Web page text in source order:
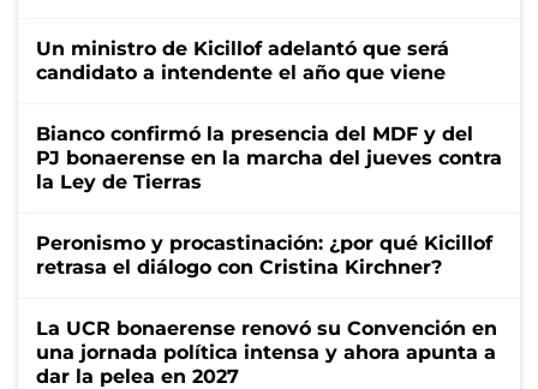
Un ministro de Kicillof adelantó que será
candidato a intendente el año que viene
Bianco confirmó la presencia del MDF y del
PJ bonaerense en la marcha del jueves contra
la Ley de Tierras
Peronismo y procastinación: ¿por qué Kicillof
retrasa el diálogo con Cristina Kirchner?
La UCR bonaerense renovó su Convención en
una jornada política intensa y ahora apunta a
dar la pelea en 2027